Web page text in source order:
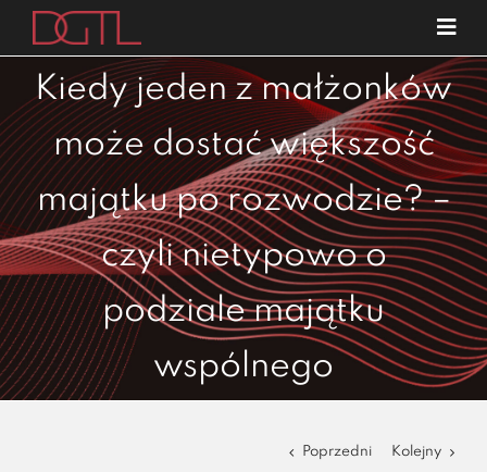
Przejdź
zawartości
o nas
specjalizacje
publikacje
blog
kariera
kontakt
Kiedy jeden z małżonków
może dostać większość
majątku po rozwodzie? –
czyli nietypowo o
podziale majątku
wspólnego
Poprzedni Kolejny